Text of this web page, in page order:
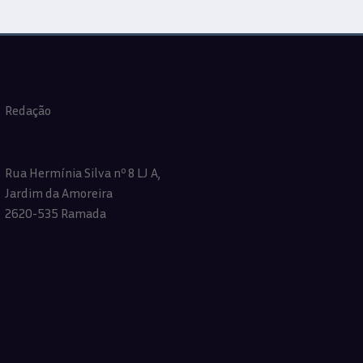
Redação
Rua Hermínia Silva nº 8 LJ A,
Jardim da Amoreira
2620-535 Ramada